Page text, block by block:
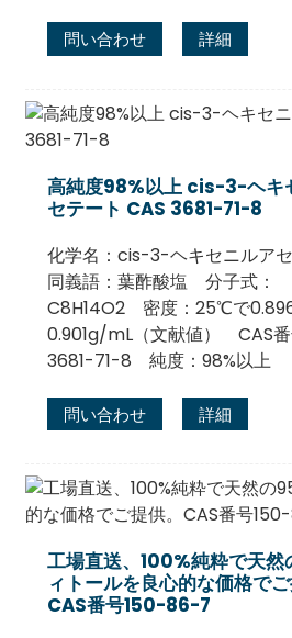
問い合わせ 詳細
高純度98%以上 cis-3-ヘキ
セテート CAS 3681-71-8
化学名：cis-3-ヘキセニルア
同義語：葉酢酸塩 分子式：
C8H14O2 密度：25℃で
0.901g/mL（文献値） CAS番
3681-71-8 純度：98%以上
問い合わせ 詳細
工場直送、100%純粋で天
ィトールを良心的な価格でご
CAS番号150-86-7